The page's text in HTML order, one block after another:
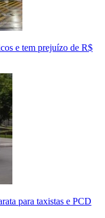
e tem prejuízo de R$
para taxistas e PCD